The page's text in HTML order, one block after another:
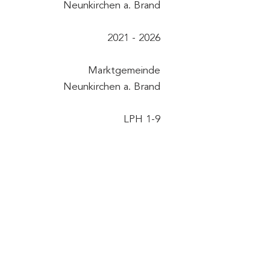
Neunkirchen a. Brand
2021 - 2026
Marktgemeinde
Neunkirchen a. Brand
LPH 1-9